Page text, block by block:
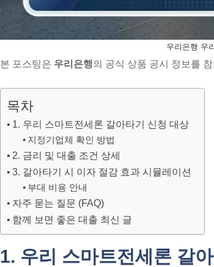
우리은행 우
본 포스팅은 우리은행의 공식 상품 공시 정보를
목차
1. 우리 스마트전세론 갈아타기 신청 대상
지정기업체 확인 방법
2. 금리 및 대출 조건 상세
3. 갈아타기 시 이자 절감 효과 시뮬레이션
부대 비용 안내
자주 묻는 질문 (FAQ)
함께 보면 좋은 대출 최신 글
1. 우리 스마트전세론 갈